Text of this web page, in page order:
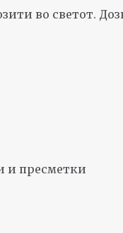
во светот.
и пресметки